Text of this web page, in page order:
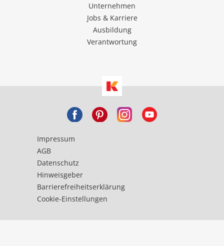
Unternehmen
Jobs & Karriere
Ausbildung
Verantwortung
Impressum
AGB
Datenschutz
Hinweisgeber
Barrierefreiheitserklärung
Cookie-Einstellungen